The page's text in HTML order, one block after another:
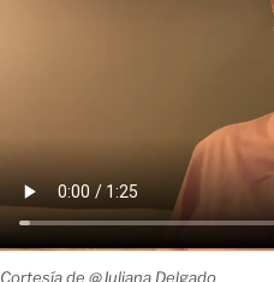
Cortesía de @Juliana Delgado